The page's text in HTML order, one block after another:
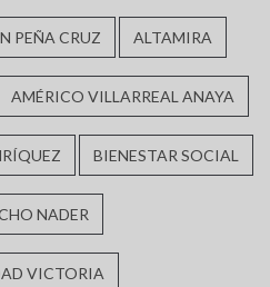
PEÑA CRUZ ALTAMIRA
AMÉRICO VILLARREAL ANAYA
BIENESTAR SOCIAL
NADER
VICTORIA